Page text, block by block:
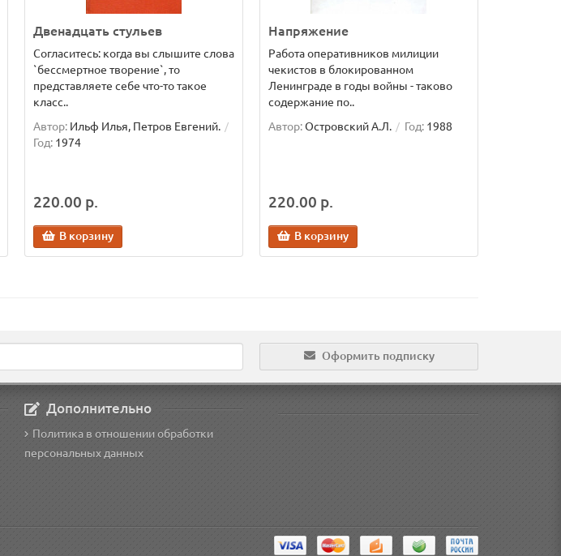
Двенадцать стульев
Согласитесь: когда вы слышите слова
`бессмертное творение`, то
представляете себе что-то такое
класс..
Автор: Ильф Илья, Петров Евгений.
Год: 1974
220.00 р.
В корзину
Напряжение
Работа оперативников милиции
чекистов в блокированном
Ленинграде в годы войны - таково
содержание по..
Автор:Островский А.Л. Год: 1988
220.00 р.
В корзину
Оформить подписку
Дополнительно
Политика в отношении обработки
персональных данных